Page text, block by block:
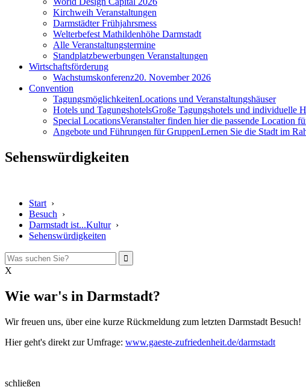
Kirchweih Veranstaltungen
Darmstädter Frühjahrsmess
Welterbefest Mathildenhöhe Darmstadt
Alle Veranstaltungstermine
Standplatzbewerbungen Veranstaltungen
Wirtschaftsförderung
Wachstumskonferenz20. November 2026
Convention
TagungsmöglichkeitenLocations und Veranstaltungshäuser
Hotels und TagungshotelsGroße Tagungshotels und individuelle
Special LocationsVeranstalter finden hier die passende Location
Angebote und Führungen für GruppenLernen Sie die Stadt im
Sehenswürdigkeiten
Start ›
Besuch ›
Darmstadt ist...Kultur›
Sehenswürdigkeiten
X
Wie war's in Darmstadt?
Wir freuen uns, über eine kurze Rückmeldung zum letzten Darmstadt Besuch!
Hier geht's direkt zur Umfrage: www.gaeste-zufriedenheit.de/darmstadt
schließen